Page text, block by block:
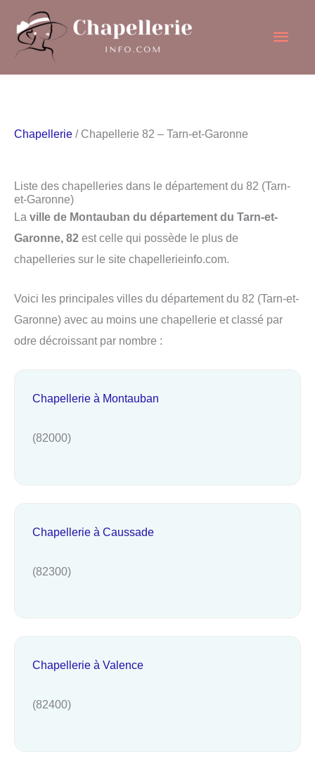
contenu
Chapellerie / Chapellerie 82 – Tarn-et-Garonne
Liste des chapelleries dans le département du 82 (Tarn-
et-Garonne)
La ville de Montauban du département du Tarn-et-
Garonne, 82 est celle qui possède le plus de
chapelleries sur le site chapellerieinfo.com.
Voici les principales villes du département du 82 (Tarn-et-
Garonne) avec au moins une chapellerie et classé par
odre décroissant par nombre :
Chapellerie à Montauban
(82000)
Chapellerie à Caussade
(82300)
Chapellerie à Valence
(82400)